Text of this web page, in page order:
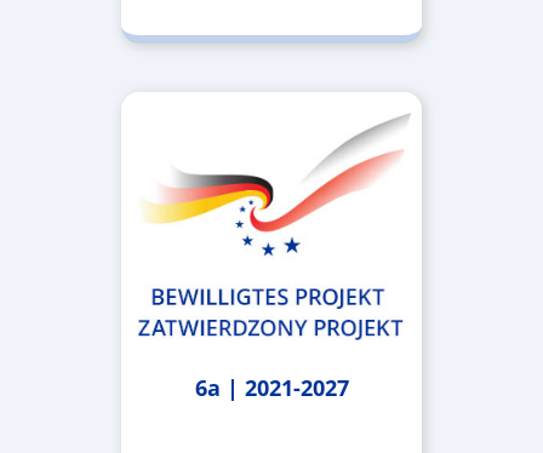
6a | 2021-2027